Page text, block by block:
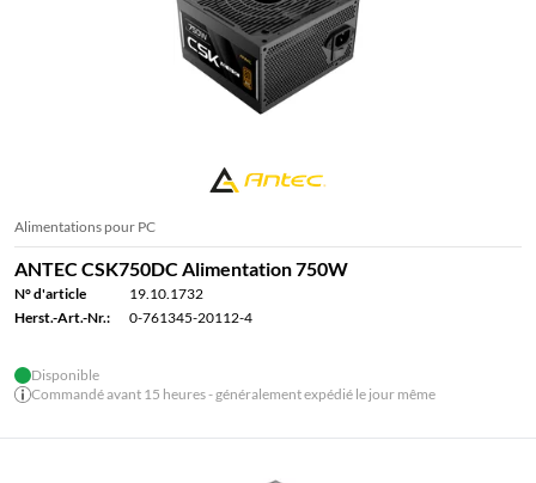
Alimentations pour PC
ANTEC CSK750DC Alimentation 750W
N° d'article
19.10.1732
Herst.-Art.-Nr.:
0-761345-20112-4
Disponible
Commandé avant 15 heures - généralement expédié le jour même